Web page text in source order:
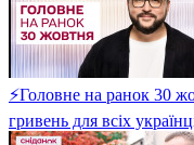
⚡Головне на ранок 30
гривень для всіх